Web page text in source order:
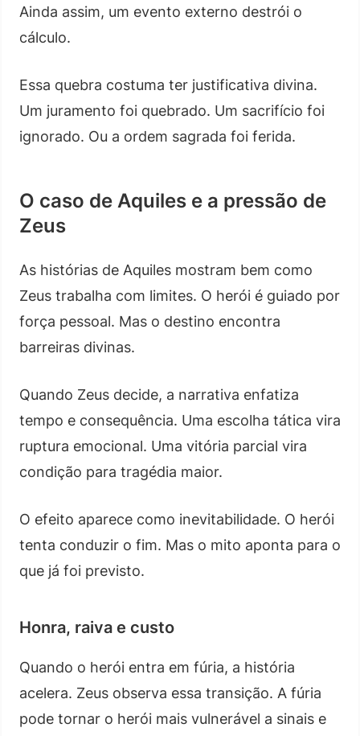
Ainda assim, um evento externo destrói o
cálculo.
Essa quebra costuma ter justificativa divina.
Um juramento foi quebrado. Um sacrifício foi
ignorado. Ou a ordem sagrada foi ferida.
O caso de Aquiles e a pressão de
Zeus
As histórias de Aquiles mostram bem como
Zeus trabalha com limites. O herói é guiado por
força pessoal. Mas o destino encontra
barreiras divinas.
Quando Zeus decide, a narrativa enfatiza
tempo e consequência. Uma escolha tática vira
ruptura emocional. Uma vitória parcial vira
condição para tragédia maior.
O efeito aparece como inevitabilidade. O herói
tenta conduzir o fim. Mas o mito aponta para o
que já foi previsto.
Honra, raiva e custo
Quando o herói entra em fúria, a história
acelera. Zeus observa essa transição. A fúria
pode tornar o herói mais vulnerável a sinais e